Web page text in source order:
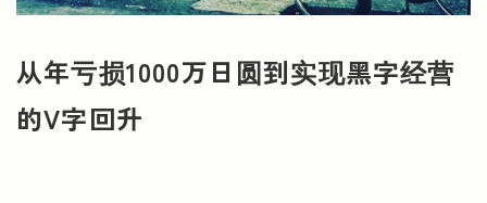
从年亏损1000万日圆到实现黑字经营
的V字回升